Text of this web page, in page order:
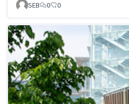
SEB
0 0